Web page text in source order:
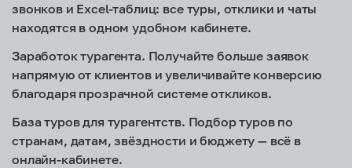
звонков и Excel-таблиц: все туры, отклики и чаты
находятся в одном удобном кабинете.
Заработок турагента. Получайте больше заявок
напрямую от клиентов и увеличивайте конверсию
благодаря прозрачной системе откликов.
База туров для турагентств. Подбор туров по
странам, датам, звёздности и бюджету — всё в
онлайн-кабинете.